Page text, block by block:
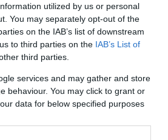
utilized by us or personal
You may separately opt-out of the
on the IAB’s list of downstream
to third parties on the IAB’s List of
third parties.
services and may gather and store
behaviour. You may click to grant or
data for below specified purposes
partida
en su favor